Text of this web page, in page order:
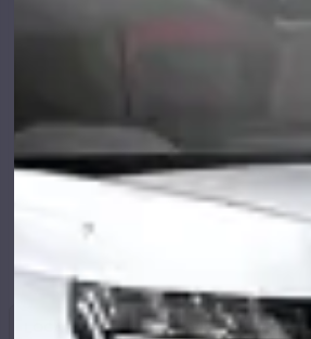
LOCAÇÃO DE CARROS AVIS, SUA